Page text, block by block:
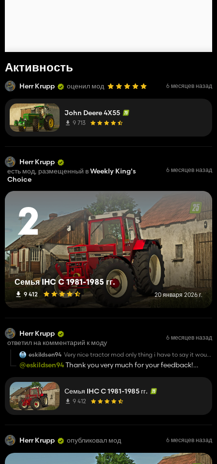
Активность
Herr Krupp оценил мод 6 месяцев назад
John Deere 4X55
9 713
Herr Krupp
есть мод, размещенный вWeekly King's
Choice
6 месяцев назад
2
Семья IHC C 1981-1985 гг.
9 412 20 января 2026 г.
Herr Krupp
ответил на комментарий к моду
6 месяцев назад
eskildsen94 Very nice tractor mod only thing i have to say it would
be nice to be able to put a straight pipe/Chrome
stack on it if that would be possible at some point in
@eskildsen94Thank you very much for your feedback!
your wish into consideration. 😉
Семья IHC C 1981-1985 гг.
9 412
Herr Krupp опубликовал мод 6 месяцев назад